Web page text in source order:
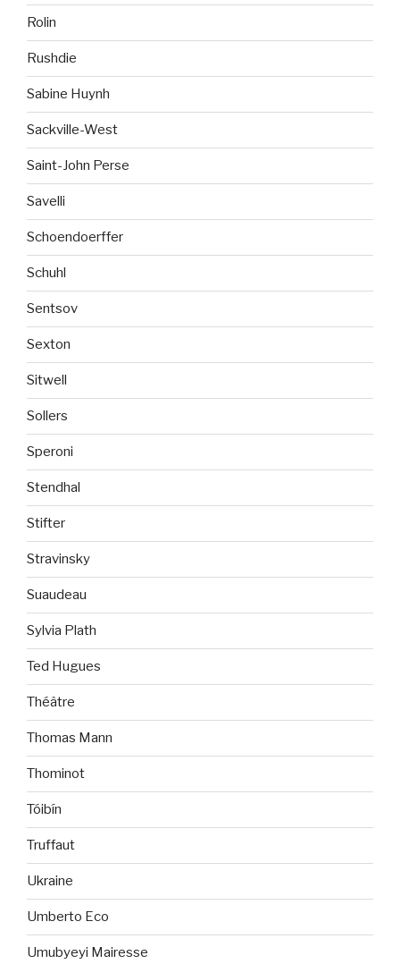
Rolin
Rushdie
Sabine Huynh
Sackville-West
Saint-John Perse
Savelli
Schoendoerffer
Schuhl
Sentsov
Sexton
Sitwell
Sollers
Speroni
Stendhal
Stifter
Stravinsky
Suaudeau
Sylvia Plath
Ted Hugues
Théâtre
Thomas Mann
Thominot
Tóibín
Truffaut
Ukraine
Umberto Eco
Umubyeyi Mairesse